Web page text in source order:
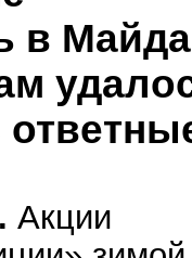
в
Акции